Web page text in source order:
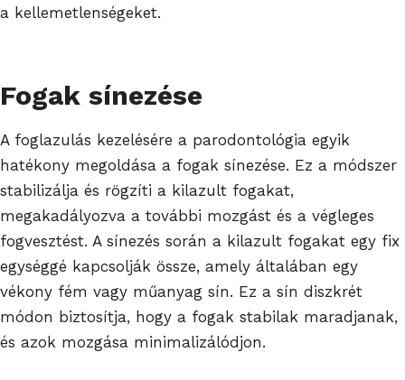
a kellemetlenségeket.
Fogak sínezése
A foglazulás kezelésére a parodontológia egyik
hatékony megoldása a fogak sínezése. Ez a módszer
stabilizálja és rögzíti a kilazult fogakat,
megakadályozva a további mozgást és a végleges
fogvesztést. A sínezés során a kilazult fogakat egy fix
egységgé kapcsolják össze, amely általában egy
vékony fém vagy műanyag sín. Ez a sín diszkrét
módon biztosítja, hogy a fogak stabilak maradjanak,
és azok mozgása minimalizálódjon.